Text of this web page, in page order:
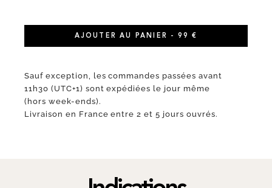
AJOUTER AU PANIER - 99 €
Sauf exception, les commandes passées avant
11h30 (UTC+1) sont expédiées le jour même
(hors week-ends).
Livraison en France entre 2 et 5 jours ouvrés.